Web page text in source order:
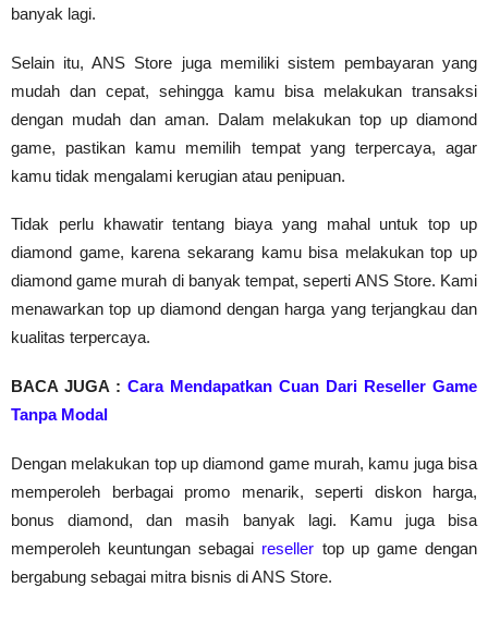
banyak lagi.
Selain itu, ANS Store juga memiliki sistem pembayaran yang
mudah dan cepat, sehingga kamu bisa melakukan transaksi
dengan mudah dan aman. Dalam melakukan top up diamond
game, pastikan kamu memilih tempat yang terpercaya, agar
kamu tidak mengalami kerugian atau penipuan.
Tidak perlu khawatir tentang biaya yang mahal untuk top up
diamond game, karena sekarang kamu bisa melakukan top up
diamond game murah di banyak tempat, seperti ANS Store. Kami
menawarkan top up diamond dengan harga yang terjangkau dan
BACA JUGA : Cara Mendapatkan Cuan Dari Reseller Game
Tanpa Modal
Dengan melakukan top up diamond game murah, kamu juga bisa
memperoleh berbagai promo menarik, seperti diskon harga,
bonus diamond, dan masih banyak lagi. Kamu juga bisa
memperoleh keuntungan sebagai reseller top up game dengan
bergabung sebagai mitra bisnis di ANS Store.